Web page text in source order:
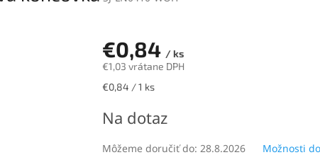
€0,84 / ks
€1,03 vrátane DPH
Jednotková
€0,84 / 1 ks
Na dotaz
Môžeme doručiť do: 28.8.2026 Možnosti